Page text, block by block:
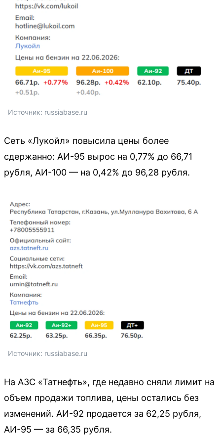
Источник: russiabase.ru
Сеть «Лукойл» повысила цены более
сдержанно: АИ-95 вырос на 0,77% до 66,71
рубля, АИ-100 — на 0,42% до 96,28 рубля.
Источник: russiabase.ru
На АЗС «Татнефть», где недавно сняли лимит на
объем продажи топлива, цены остались без
изменений. АИ-92 продается за 62,25 рубля,
АИ-95 — за 66,35 рубля.